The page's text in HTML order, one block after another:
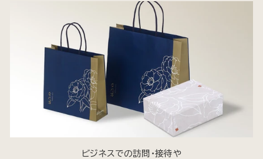
ビジネスでの訪問・接待や